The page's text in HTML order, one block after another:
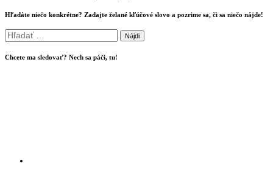
Hľadáte niečo konkrétne? Zadajte želané kľúčové slovo a pozrime sa, či sa niečo nájde!
Hľadať:
Chcete ma sledovať? Nech sa páči, tu!